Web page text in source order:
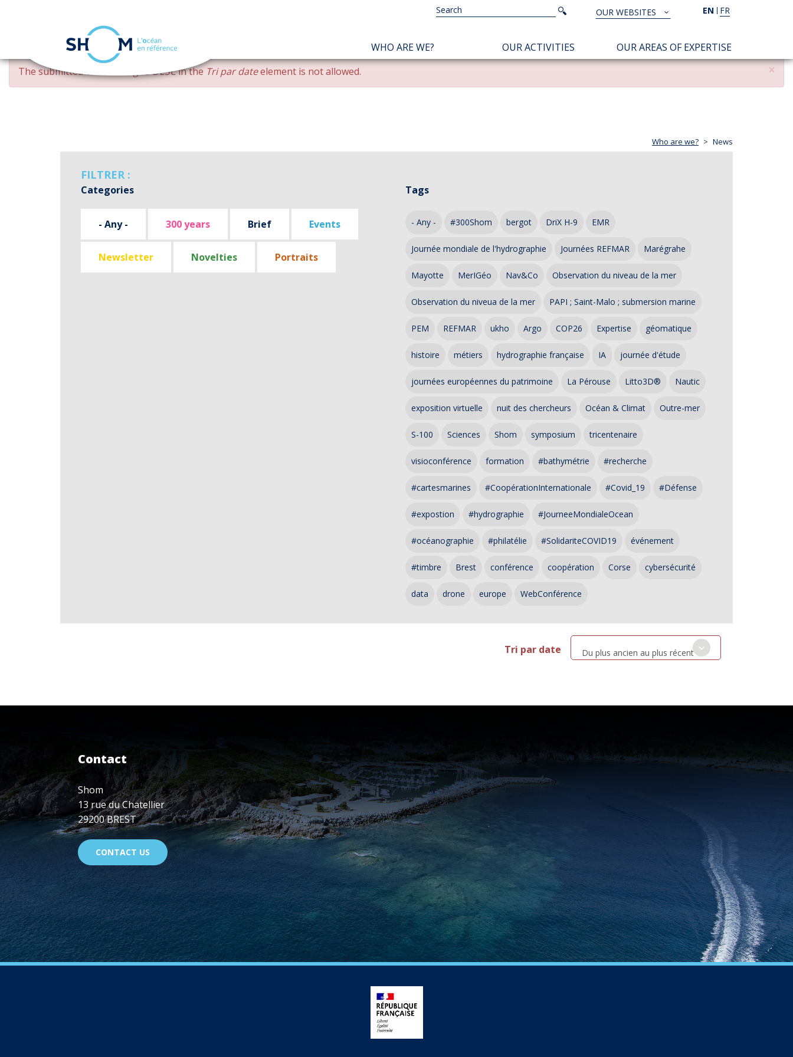
Skip
main
EN FR
TOUS
NOS
SITES
OUR WEBSITES
Search
Search
NAVIGATION
PRINCIPALE
WHO ARE WE? OUR ACTIVITIES OUR AREAS OF EXPERTISE
×
ERROR
MESSAGE
The submitted value changed DESCin theTri par dateelement is not allowed.
Who are we? News
FILTRER :
Categories
- Any - 300 years Brief Events
Newsletter Novelties Portraits
Tags
- Any - #300Shom bergot DriX H-9 EMR
Journée mondiale de l'hydrographie Journées REFMAR Marégrahe
Mayotte MerIGéo Nav&Co Observation du niveau de la mer
Observation du niveua de la mer PAPI ; Saint-Malo ; submersion marine
PEM REFMAR ukho Argo COP26 Expertise géomatique
histoire métiers hydrographie française IA journée d'étude
journées européennes du patrimoine La Pérouse Litto3D® Nautic
exposition virtuelle nuit des chercheurs Océan & Climat Outre-mer
S-100 Sciences Shom symposium tricentenaire
visioconférence formation #bathymétrie #recherche
#cartesmarines #CoopérationInternationale #Covid_19 #Défense
#expostion #hydrographie #JourneeMondialeOcean
#océanographie #philatélie #SolidariteCOVID19 événement
#timbre Brest conférence coopération Corse cybersécurité
data drone europe WebConférence
Tri par date Du plus ancien au plus récent
Contact
Shom
13 rue du Chatellier
29200 BREST
CONTACT US